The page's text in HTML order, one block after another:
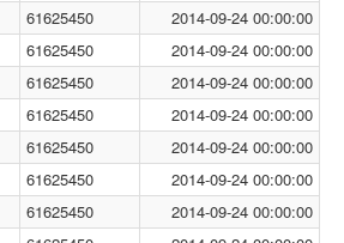
61625450
2014-09-24 00:00:00
61625450
2014-09-24 00:00:00
61625450
2014-09-24 00:00:00
61625450
2014-09-24 00:00:00
61625450
2014-09-24 00:00:00
61625450
2014-09-24 00:00:00
61625450
2014-09-24 00:00:00